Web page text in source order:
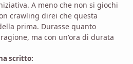
A meno che non si giochi
crawling direi che questa
prima. Durasse quanto
ma con un'ora di durata
scritto: